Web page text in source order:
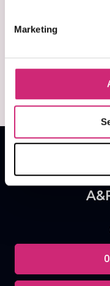
Marketing
Scarf - Blue